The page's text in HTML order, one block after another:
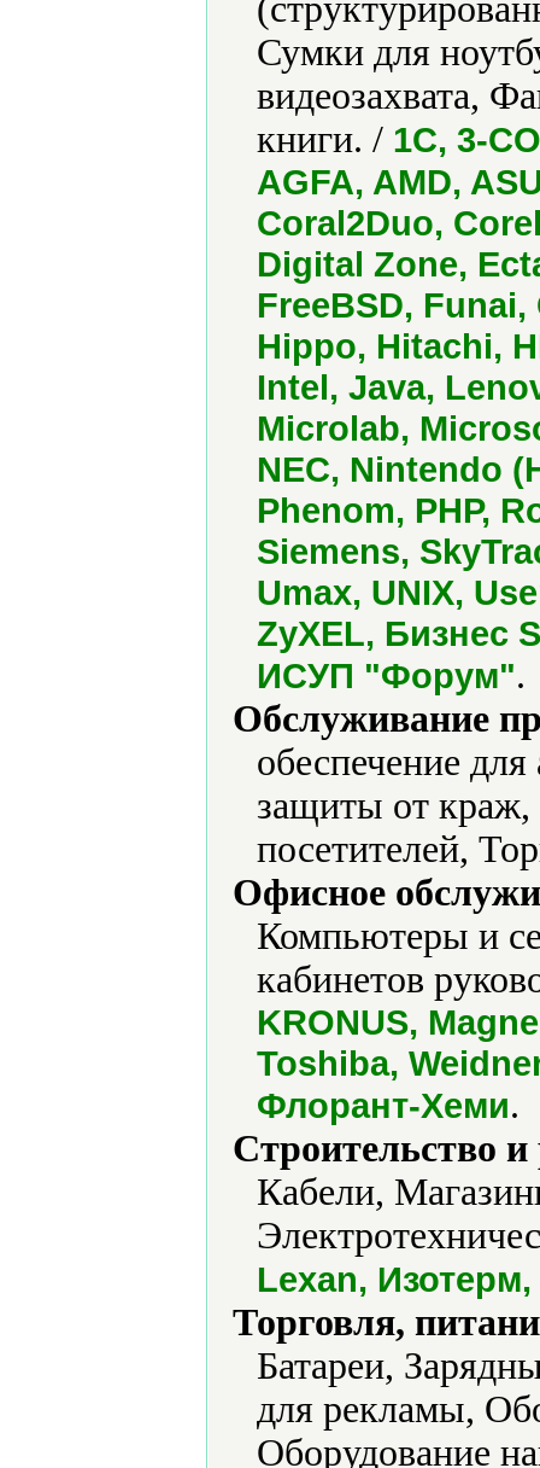
Сумки для
видеозахвата,
книги. / 1С, 3-
AGFA, AMD,
Coral2Duo,
Digital Zone,
FreeBSD,
Hippo, Hitachi,
Intel, Java,
Microlab,
NEC, Nintendo
Phenom, PHP,
Siemens,
Umax, UNIX,
ZyXEL, Бизнес
ИСУП "Форум".
Обслуживание
обеспечение
защиты от краж,
посетителей,
Офисное
Компьютеры и
кабинетов
KRONUS,
Toshiba,
Флорант-Хеми.
Строительство
Кабели,
Lexan,
Торговля,
Батареи,
для рекламы,
Оборудование